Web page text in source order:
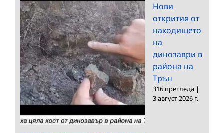
Нови
открития от
находището
на
динозаври в
района на
Трън
316 прегледа |
3 август 2026 г.